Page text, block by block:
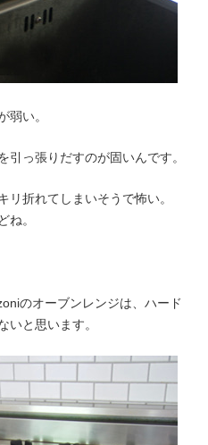
弱い。
引っ張りだすのが固いんです。
リ折れてしまいそうで怖い。
ね。
のオーブンレンジは、ハード
いと思います。